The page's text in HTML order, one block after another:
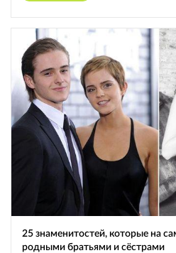
25 знаменитостей, которые на
родными братьями и сёстрами